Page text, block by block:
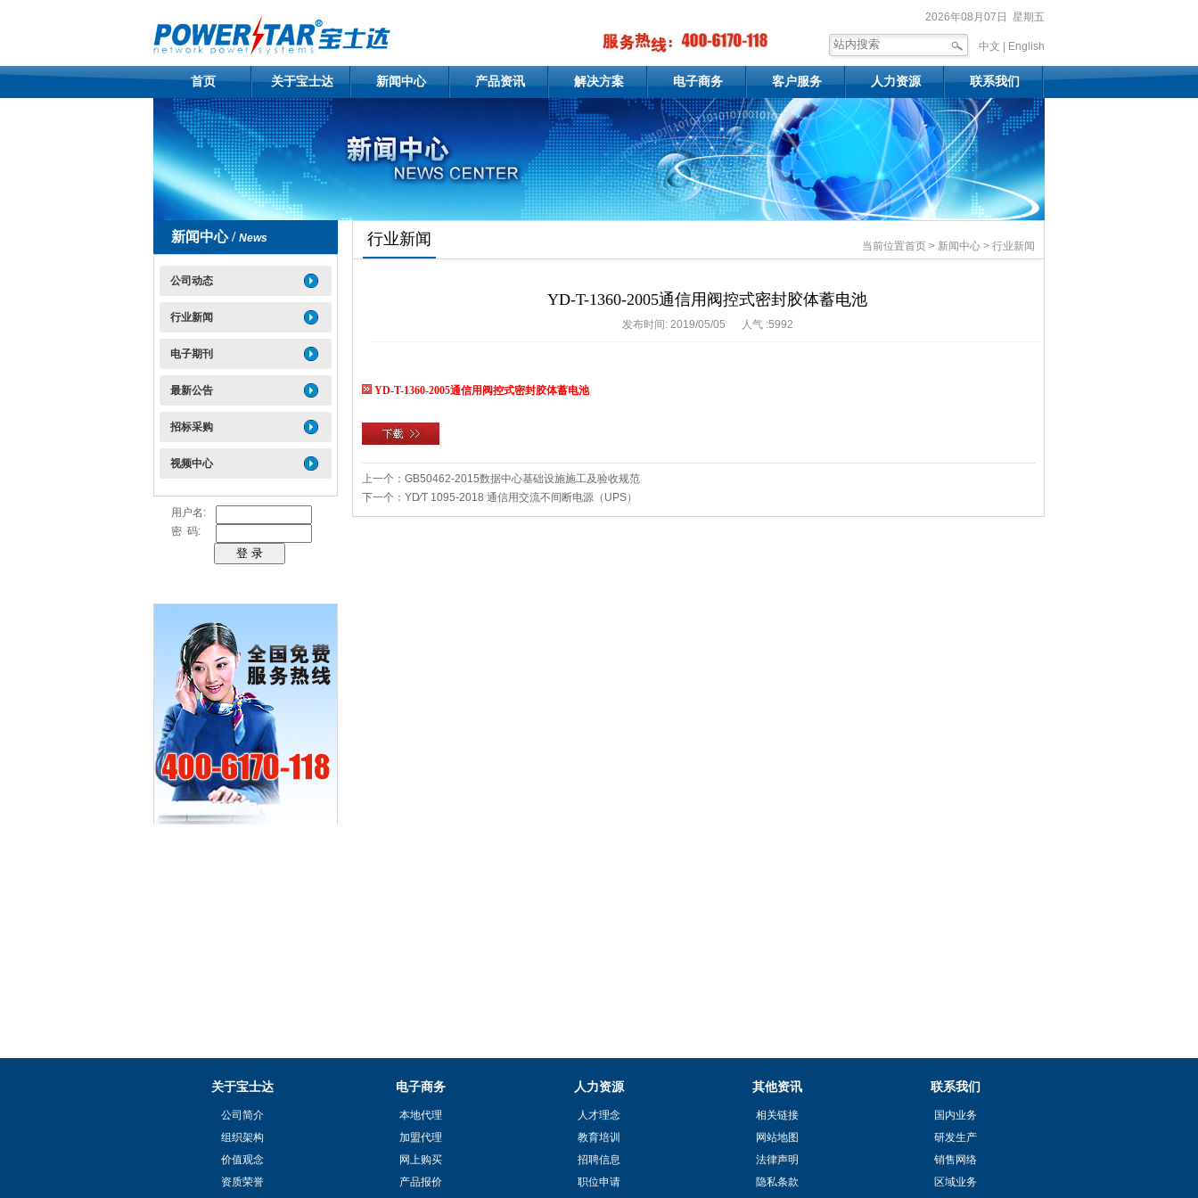
2026年08月07日 星期五
中文 | English
首页 关于宝士达 新闻中心 产品资讯 解决方案 电子商务 客户服务 人力资源 联系我们
新闻中心 / News
公司动态
行业新闻
电子期刊
最新公告
招标采购
视频中心
用户名:
密 码:
行业新闻 当前位置首页 > 新闻中心 > 行业新闻
YD-T-1360-2005通信用阀控式密封胶体蓄电池
发布时间: 2019/05/05 人气 :5992
YD-T-1360-2005通信用阀控式密封胶体蓄电池
上一个： GB50462-2015数据中心基础设施施工及验收规范
下一个： YD∕T 1095-2018 通信用交流不间断电源（UPS）
关于宝士达
公司简介
组织架构
价值观念
资质荣誉
电子商务
本地代理
加盟代理
网上购买
产品报价
人力资源
人才理念
教育培训
招聘信息
职位申请
其他资讯
相关链接
网站地图
法律声明
隐私条款
联系我们
国内业务
研发生产
销售网络
区域业务